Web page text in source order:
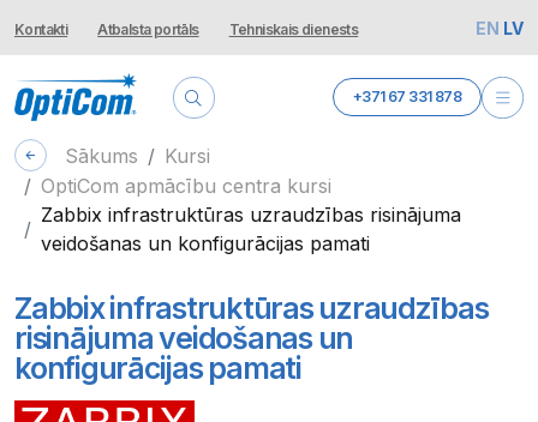
Kontakti Atbalsta portāls Tehniskais dienests EN LV
+371 67 331 878
Sākums
Kursi
OptiCom apmācību centra kursi
Zabbix infrastruktūras uzraudzības risinājuma
veidošanas un konfigurācijas pamati
Zabbix infrastruktūras uzraudzības
risinājuma veidošanas un
konfigurācijas pamati